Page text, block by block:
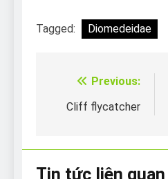
Tagged: Diomedeidae
Điều
hướng
Previous:
Cliff flycatcher
Tin tức liên quan